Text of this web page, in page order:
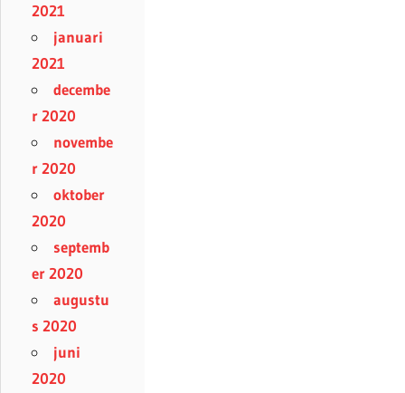
2021
januari
2021
decembe
r 2020
novembe
r 2020
oktober
2020
septemb
er 2020
augustu
s 2020
juni
2020